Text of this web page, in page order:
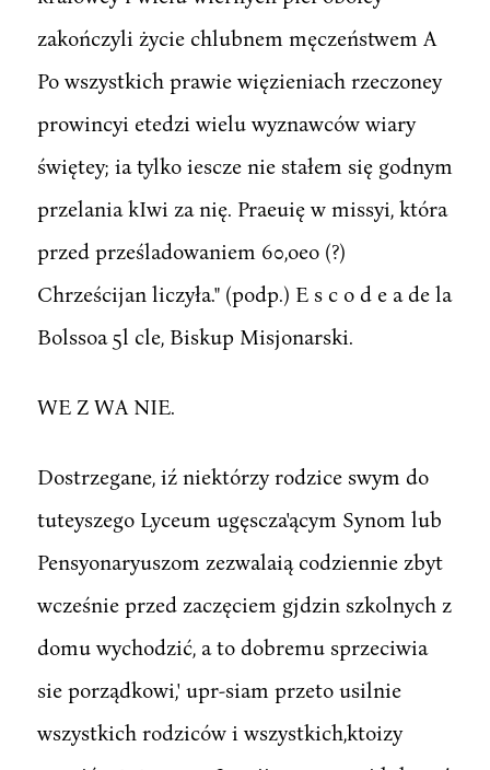
zakończyli życie chlubnem męczeństwem A
Po wszystkich prawie więzieniach rzeczoney
prowincyi etedzi wielu wyznawców wiary
świętey; ia tylko iescze nie stałem się godnym
przelania kIwi za nię. Praeuię w missyi, która
przed prześladowaniem 60,oeo (?)
Chrześcijan liczyła." (podp.) E s c o d e a de la
Bolssoa 5l cle, Biskup Misjonarski.
WE Z WA NIE.
Dostrzegane, iź niektórzy rodzice swym do
tuteyszego Lyceum ugęscza'ącym Synom lub
Pensyonaryuszom zezwalaią codziennie zbyt
wcześnie przed zaczęciem gjdzin szkolnych z
domu wychodzić, a to dobremu sprzeciwia
sie porządkowi,' upr-siam przeto usilnie
wszystkich rodziców i wszystkich,ktoizy